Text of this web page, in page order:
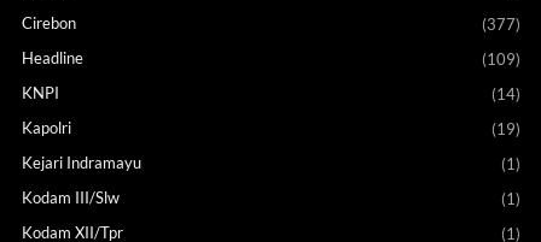
Cirebon
(377)
Headline
(109)
KNPI
(14)
Kapolri
(19)
Kejari Indramayu
(1)
Kodam III/Slw
(1)
Kodam XII/Tpr
(1)